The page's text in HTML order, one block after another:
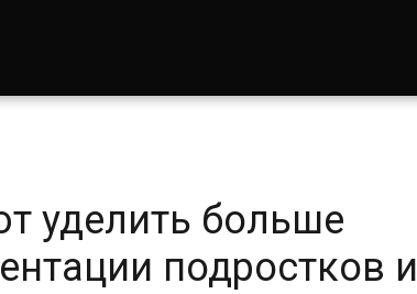
уделить больше
подростков и